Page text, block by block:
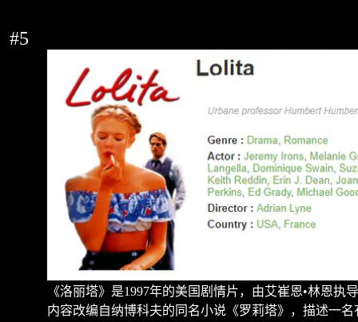
#5
《洛丽塔》是1997年的美国剧情片，由艾崔恩•林恩执
内容改编自纳博科夫的同名小说《罗莉塔》，描述一